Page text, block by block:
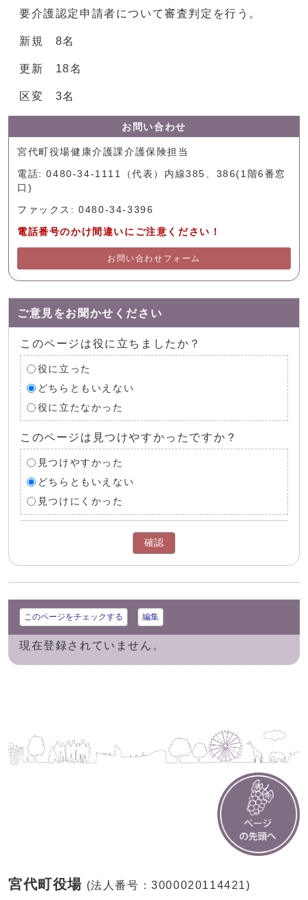
要介護認定申請者について審査判定を行う。
新規 8名
更新 18名
区変 3名
お問い合わせ
宮代町役場健康介護課介護保険担当
電話: 0480-34-1111（代表）内線385、386(1階6番窓
口)
ファックス: 0480-34-3396
電話番号のかけ間違いにご注意ください！
お問い合わせフォーム
ご意見をお聞かせください
このページは役に立ちましたか？
役に立った
どちらともいえない
役に立たなかった
このページは見つけやすかったですか？
見つけやすかった
どちらともいえない
見つけにくかった
確認
このページをチェックする 編集
現在登録されていません。
宮代町役場 (法人番号：3000020114421)